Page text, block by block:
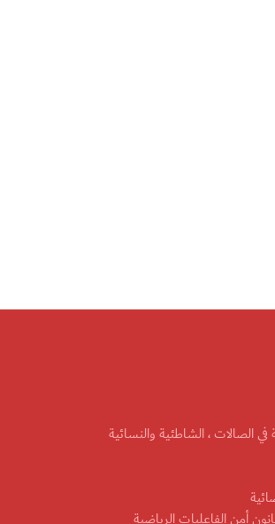
في الصالات ، الشاطئية والنسائية
أمن الفاعليات الرياضية